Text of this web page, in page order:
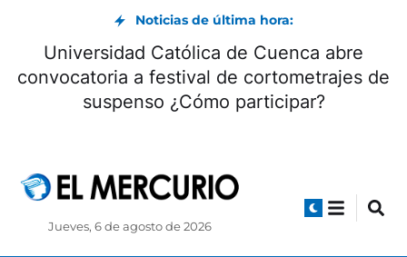
Noticias de última hora:
Universidad Católica de Cuenca abre
convocatoria a festival de cortometrajes de
suspenso ¿Cómo participar?
Jueves, 6 de agosto de 2026